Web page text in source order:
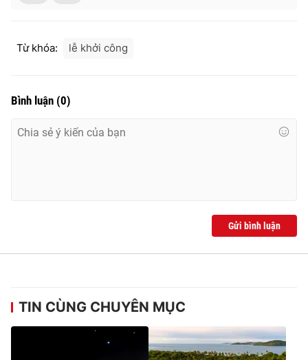
Từ khóa: lễ khởi công
Bình luận (0)
Gửi bình luận
TIN CÙNG CHUYÊN MỤC